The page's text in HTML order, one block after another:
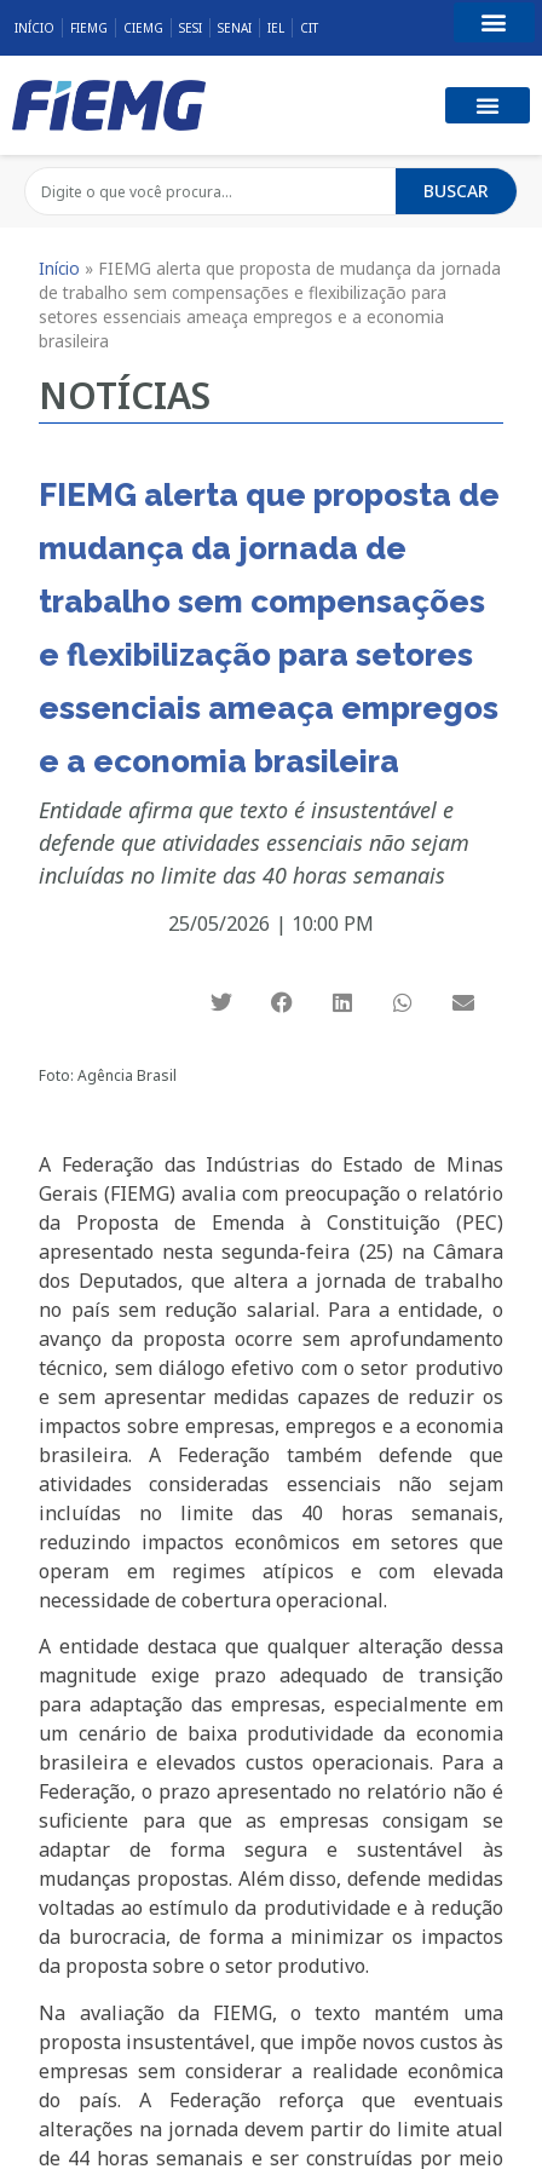
INÍCIO FIEMG CIEMG SESI SENAI IEL CIT
BUSCAR
Início » FIEMG alerta que proposta de mudança da jornada
de trabalho sem compensações e flexibilização para
setores essenciais ameaça empregos e a economia
brasileira
NOTÍCIAS
FIEMG alerta que proposta de
mudança da jornada de
trabalho sem compensações
e flexibilização para setores
essenciais ameaça empregos
e a economia brasileira
Entidade afirma que texto é insustentável e
defende que atividades essenciais não sejam
incluídas no limite das 40 horas semanais
25/05/2026 | 10:00 PM
Foto: Agência Brasil
A Federação das Indústrias do Estado de Minas
Gerais (FIEMG) avalia com preocupação o relatório
da Proposta de Emenda à Constituição (PEC)
apresentado nesta segunda-feira (25) na Câmara
dos Deputados, que altera a jornada de trabalho
no país sem redução salarial. Para a entidade, o
avanço da proposta ocorre sem aprofundamento
técnico, sem diálogo efetivo com o setor produtivo
e sem apresentar medidas capazes de reduzir os
impactos sobre empresas, empregos e a economia
brasileira. A Federação também defende que
atividades consideradas essenciais não sejam
incluídas no limite das 40 horas semanais,
reduzindo impactos econômicos em setores que
operam em regimes atípicos e com elevada
necessidade de cobertura operacional.
A entidade destaca que qualquer alteração dessa
magnitude exige prazo adequado de transição
para adaptação das empresas, especialmente em
um cenário de baixa produtividade da economia
brasileira e elevados custos operacionais. Para a
Federação, o prazo apresentado no relatório não é
suficiente para que as empresas consigam se
adaptar de forma segura e sustentável às
mudanças propostas. Além disso, defende medidas
voltadas ao estímulo da produtividade e à redução
da burocracia, de forma a minimizar os impactos
da proposta sobre o setor produtivo.
Na avaliação da FIEMG, o texto mantém uma
proposta insustentável, que impõe novos custos às
empresas sem considerar a realidade econômica
do país. A Federação reforça que eventuais
alterações na jornada devem partir do limite atual
de 44 horas semanais e ser construídas por meio